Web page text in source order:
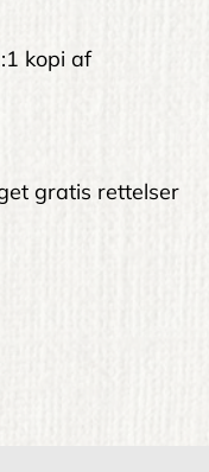
kopi af
gratis rettelser